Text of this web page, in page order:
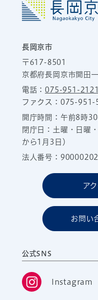
長岡京市
〒617-8501
京都府長岡京市開田
電話：075-951-2121
ファクス：075-951-
開庁時間：午前8時
閉庁日：土曜・日曜
から1月3日）
法人番号：
ア
お問い
公式SNS
Instagram